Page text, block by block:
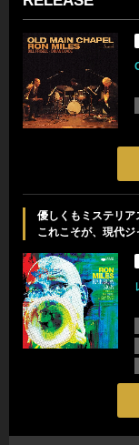
優しくもミステリア
これこそが、現代ジ